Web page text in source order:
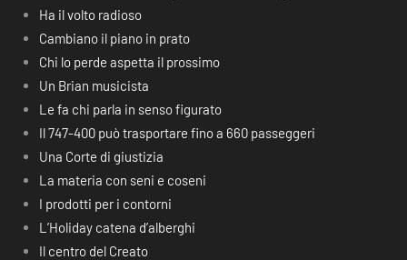
Ha il volto radioso
Cambiano il piano in prato
Chi lo perde aspetta il prossimo
Un Brian musicista
Le fa chi parla in senso figurato
Il 747-400 può trasportare fino a 660 passeggeri
Una Corte di giustizia
La materia con seni e coseni
I prodotti per i contorni
L’Holiday catena d’alberghi
Il centro del Creato